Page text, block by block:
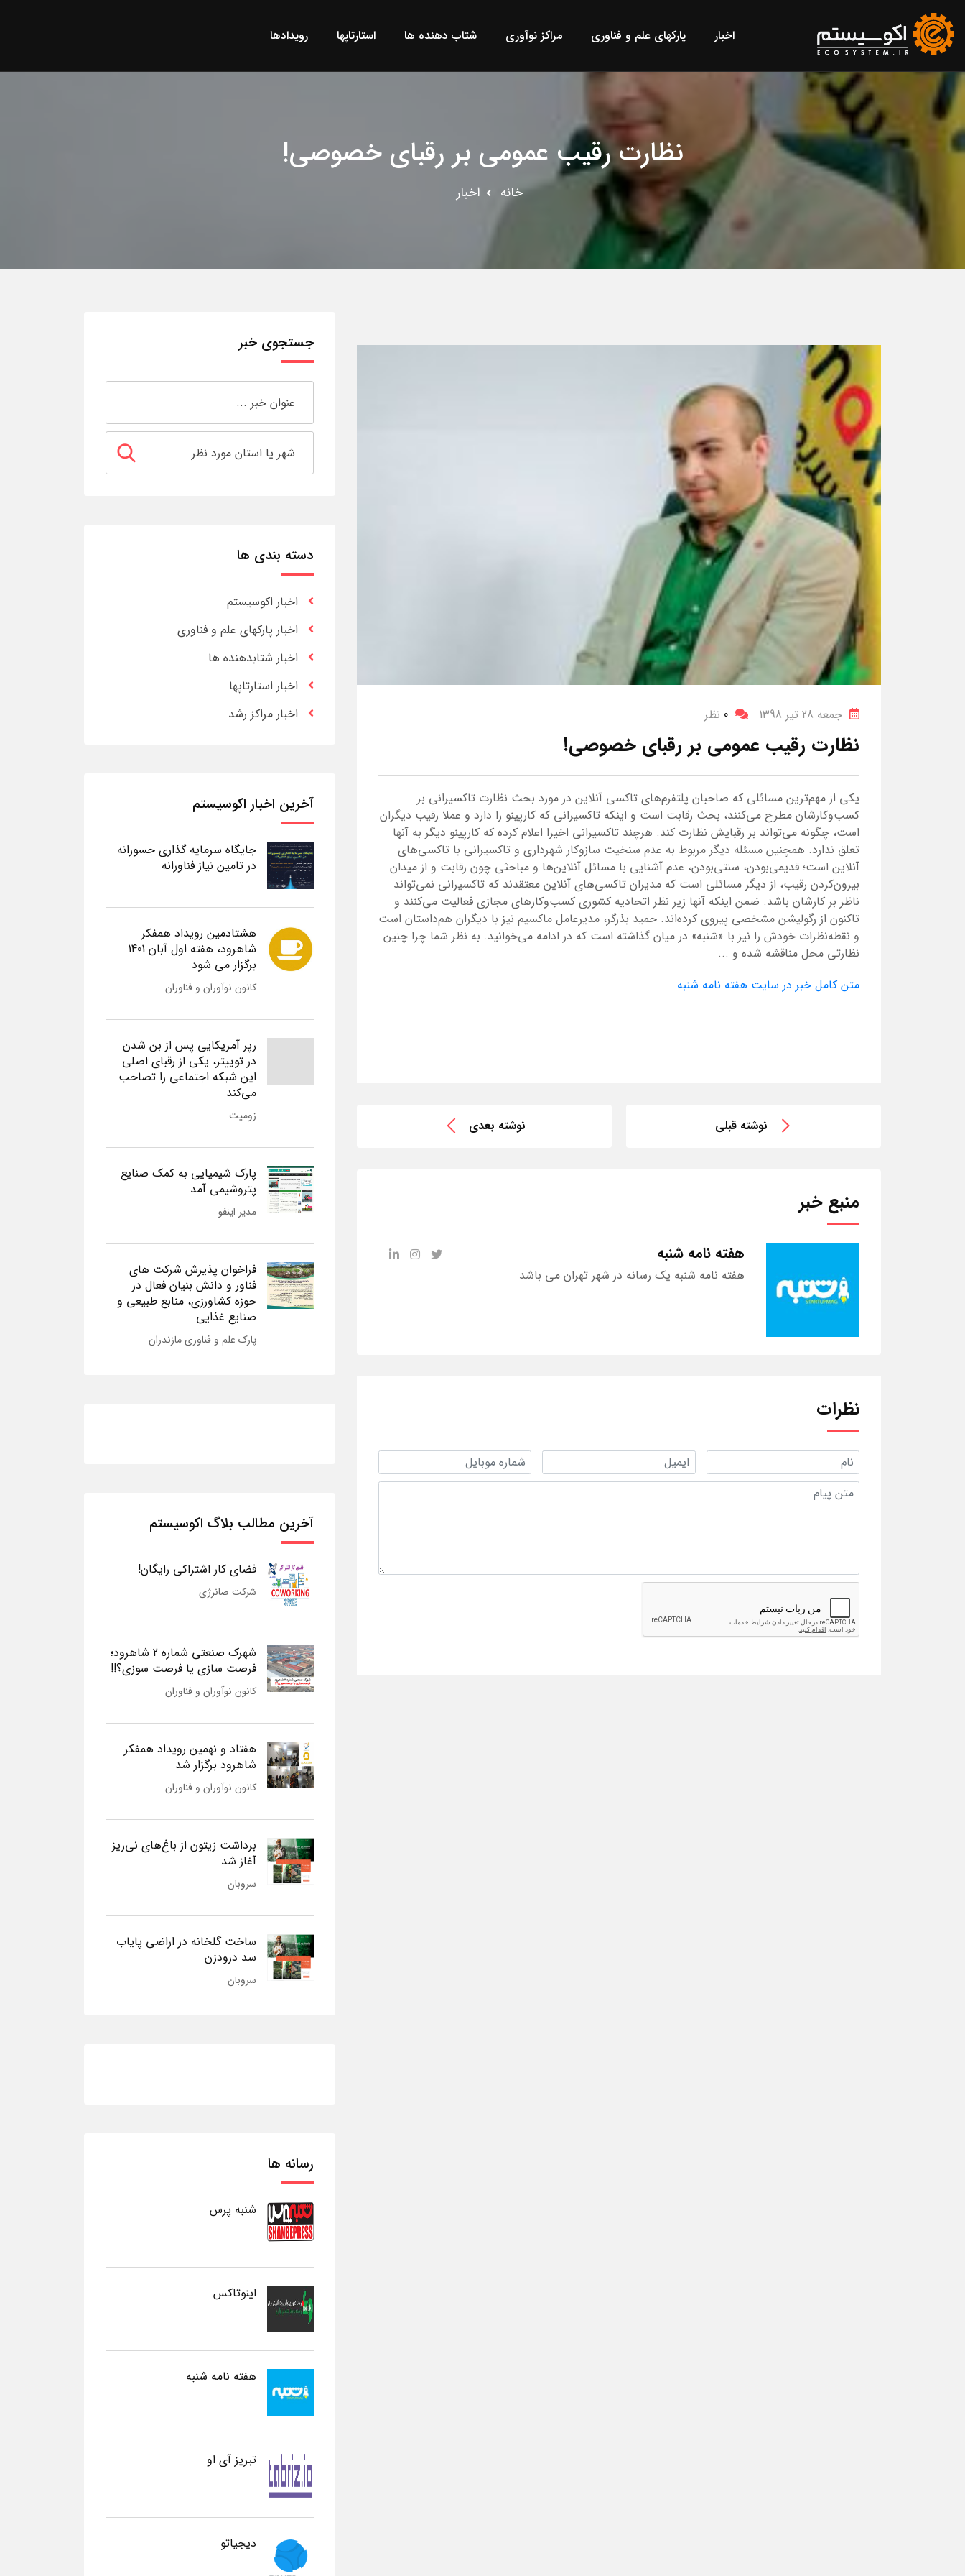
اخبار پارکهای علم و فناوری مراکز نوآوری شتاب دهنده ها استارتاپها رویدادها
نظارت رقیب عمومی بر رقبای خصوصی!
خانه اخبار
جمعه 28 تیر 1398 0 نظر
نظارت رقیب عمومی بر رقبای خصوصی!
یکی از مهم‌ترین مسائلی که صاحبان پلتفرم‌های تاکسی آنلاین در مورد بحث نظارت تاکسیرانی بر
کسب‌وکارشان مطرح می‌کنند، بحث رقابت است و اینکه تاکسیرانی که کارپینو را دارد و عملا رقیب دیگران
است، چگونه می‌تواند بر رقبایش نظارت کند. هر‌چند تاکسیرانی اخیرا اعلام کرده که کارپینو دیگر به آنها
تعلق ندارد. همچنین مسئله دیگر مربوط به عدم سنخیت سازوکار شهرداری و تاکسیرانی با تاکسی‌های
آنلاین است؛ قدیمی‌بودن، سنتی‌بودن، عدم آشنایی با مسائل آنلاین‌ها و مباحثی چون رقابت و از میدان
بیرون‌کردن رقیب، از دیگر مسائلی است که مدیران تاکسی‌های آنلاین معتقدند که تاکسیرانی نمی‌تواند
ناظر بر کارشان باشد. ضمن اینکه آنها زیر نظر اتحادیه کشوری کسب‌وکارهای مجازی فعالیت می‌کنند و
تاکنون از رگولیشن مشخصی پیروی کرده‌اند. حمید بذرگر، مدیرعامل ماکسیم نیز با دیگران هم‌داستان است
و نقطه‌نظرات خودش را نیز با «شنبه» در میان گذاشته است که در ادامه می‌خوانید. به نظر شما چرا چنین
نظارتی محل مناقشه شده و ...
متن کامل خبر در سایت هفته نامه شنبه
نوشته قبلی نوشته بعدی
منبع خبر
هفته نامه شنبه
هفته نامه شنبه یک رسانه در شهر تهران می باشد
نظرات
جستجوی خبر
دسته بندی ها
اخبار اکوسیستم
اخبار پارکهای علم و فناوری
اخبار شتابدهنده ها
اخبار استارتاپها
اخبار مراکز رشد
آخرین اخبار اکوسیستم
جایگاه سرمایه گذاری جسورانه
در تامین نیاز فناورانه
هشتادمین رویداد همفکر
شاهرود، هفته اول آبان 1401
برگزار می شود
کانون نوآوران و فناوران
رپر آمریکایی پس از بن شدن
در توییتر، یکی از رقبای اصلی
این شبکه اجتماعی را تصاحب
می‌کند
زومیت
پارک شیمیایی به کمک صنایع
پتروشیمی آمد
مدیر اینفو
فراخوان پذیرش شرکت های
فناور و دانش بنیان فعال در
حوزه کشاورزی، منابع طبیعی و
صنایع غذایی
پارک علم و فناوری مازندران
آخرین مطالب بلاگ اکوسیستم
فضای کار اشتراکی رایگان!
شرکت صانرژی
شهرک صنعتی شماره 2 شاهرود؛
فرصت سازی یا فرصت سوزی؟!!
کانون نوآوران و فناوران
هفتاد و نهمین رویداد همفکر
شاهرود برگزار شد
کانون نوآوران و فناوران
برداشت زیتون از باغ‌های نی‌ریز
آغاز شد
سروبان
ساخت گلخانه در اراضی پایاب
سد درودزن
سروبان
رسانه ها
شنبه پرس
اینوتاکس
هفته نامه شنبه
تبریز آی او
دیجیاتو